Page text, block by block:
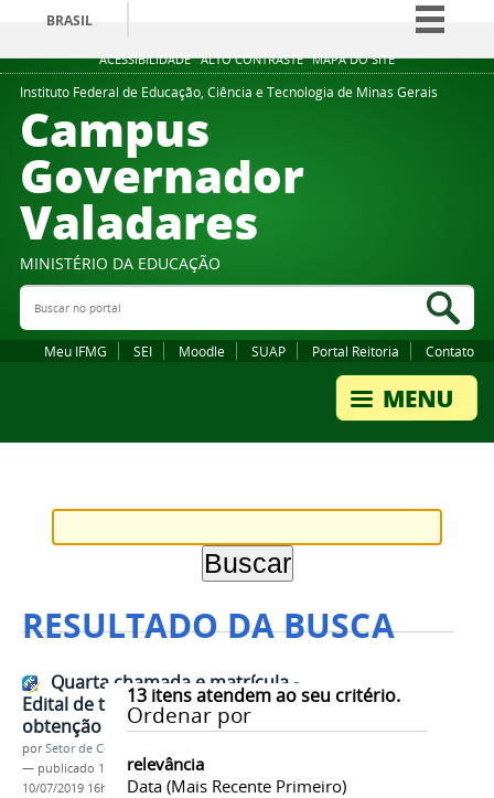
ACESSIBILIDADE ALTO CONTRASTE MAPA DO SITE
BRASIL
Simplifique!
Comunica BR
Instituto Federal de Educação, Ciência e Tecnologia de Minas Gerais
Campus
Governador
Valadares
MINISTÉRIO DA EDUCAÇÃO
Buscar no portal
Meu IFMG SEI Moodle SUAP Portal Reitoria Contato
RESULTADO DA BUSCA
13itens atendem ao seu critério.
Ordenar por
relevância
Data (mais Recente Primeiro)
Quarta chamada e matrícula -
Edital de transferências e
obtenção de novo título
porSetor de Comunicação
— publicado 10/07/2019—última modificação
10/07/2019 16h00